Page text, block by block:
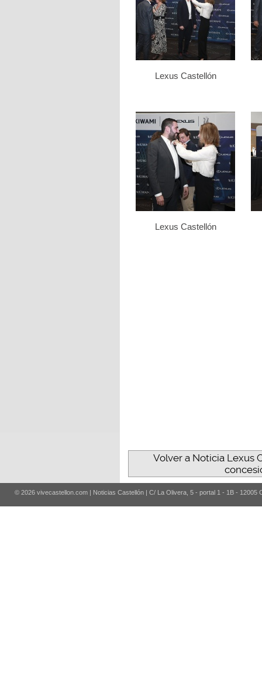
Lexus Castellón
Lexus Castellón
Volver a Noticia Lexus
© 2026 vivecastellon.com | Noticias Castellón | C/ La Olivera, 5 - portal 1 - 1B - 12005